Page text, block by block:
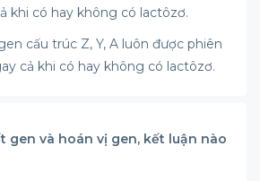
khi có hay không có lactôzơ.
cấu trúc Z, Y, A luôn được phiên
cả khi có hay không có lactôzơ.
gen và hoán vị gen, kết luận nào